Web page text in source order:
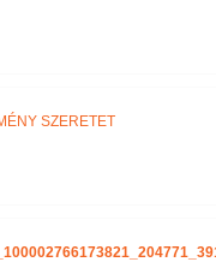
SZERETET